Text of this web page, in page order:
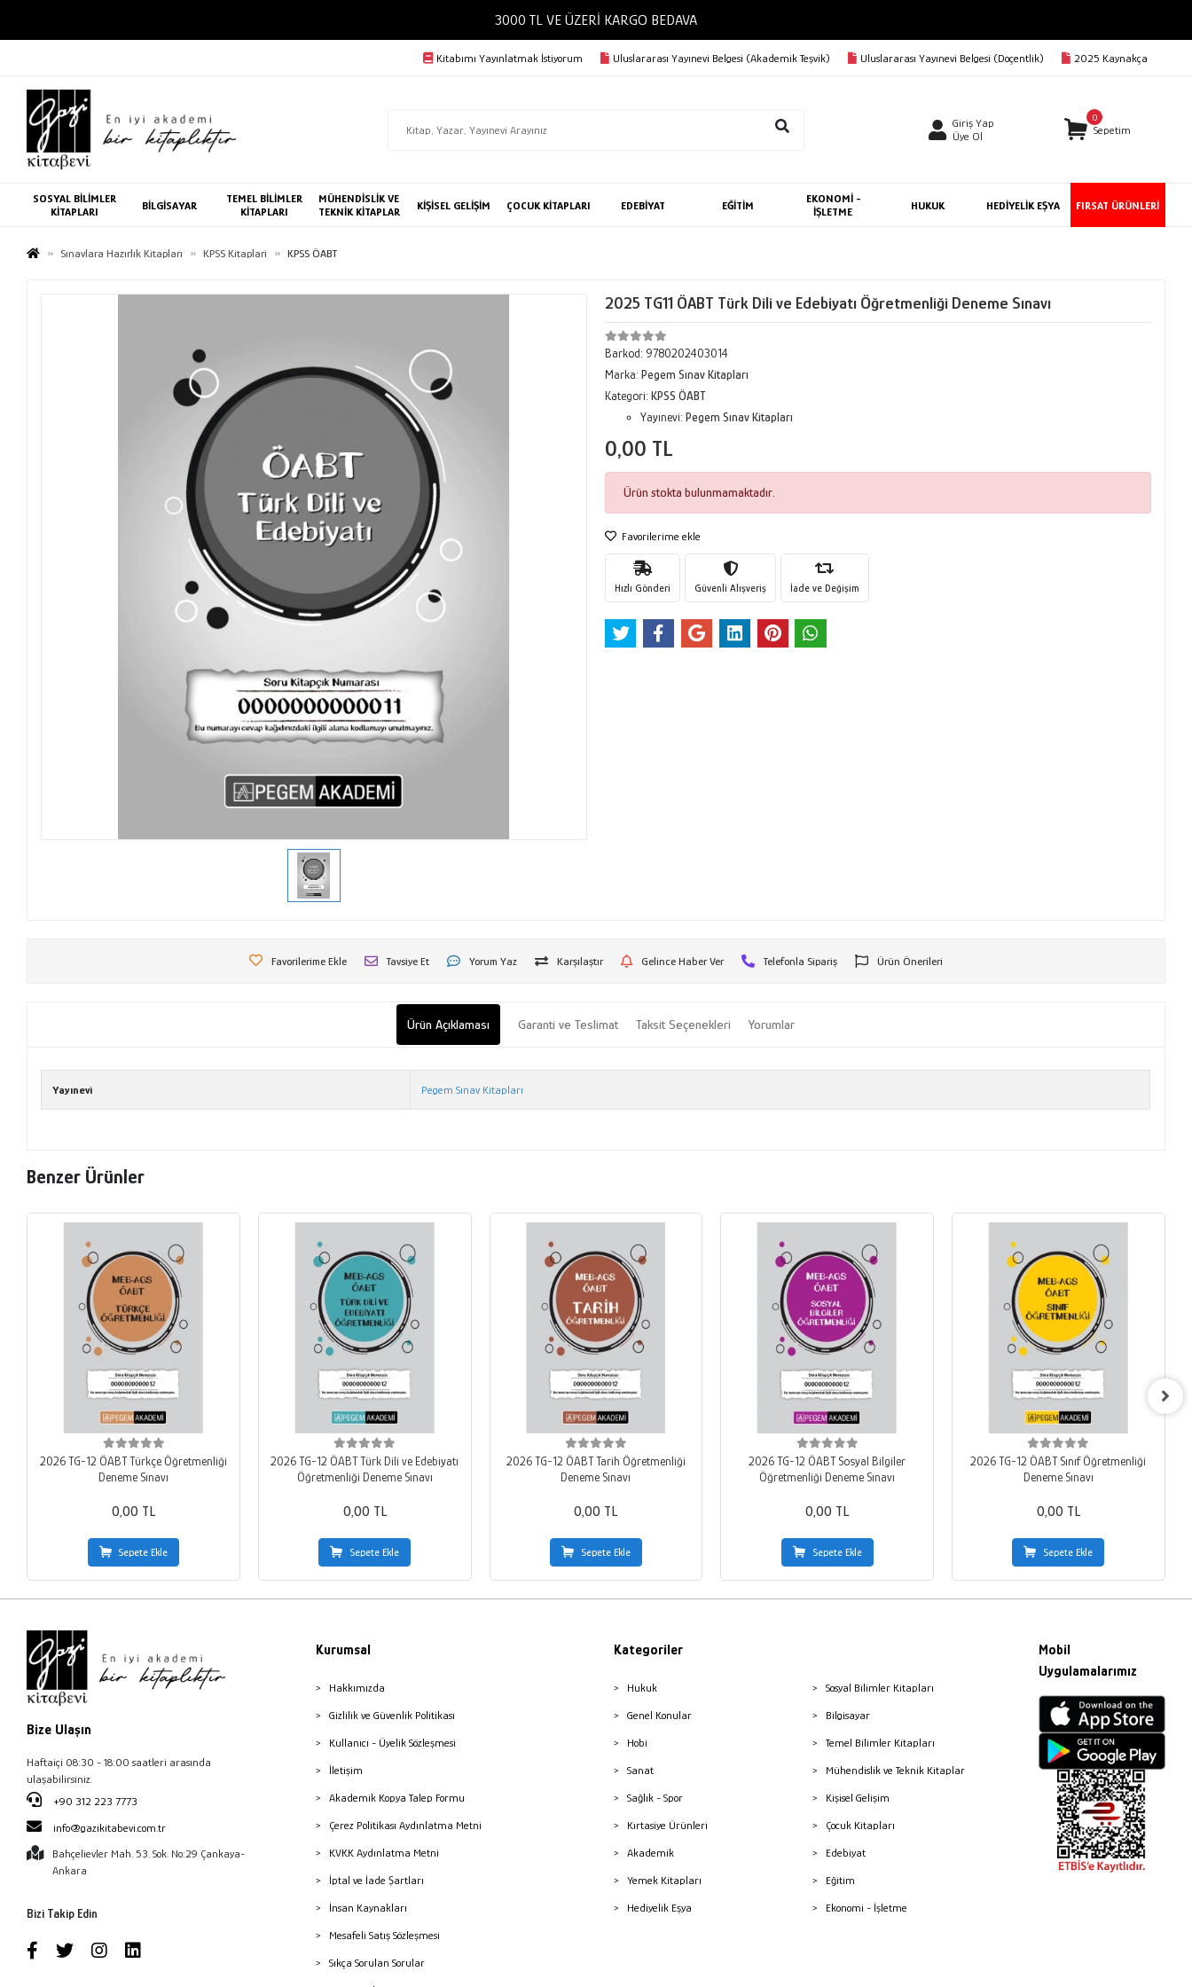
3000 TL VE ÜZERİ KARGO BEDAVA
Kitabımı Yayınlatmak İstiyorum Uluslararası Yayınevi Belgesi (Akademik Teşvik) Uluslararası Yayınevi Belgesi (Doçentlik) 2025 Kaynakça
Giriş Yap
Üye Ol
0
Sepetim
SOSYAL BİLİMLER
KİTAPLARI
BİLGİSAYAR
TEMEL BİLİMLER
KİTAPLARI
MÜHENDİSLİK VE
TEKNİK KİTAPLAR
KİŞİSEL GELİŞİM ÇOCUK KİTAPLARI EDEBİYAT EĞİTİM
EKONOMİ -
İŞLETME
HUKUK HEDİYELİK EŞYA FIRSAT ÜRÜNLERİ
Sınavlara Hazırlık Kitapları KPSS Kitaplari KPSS ÖABT
2025 TG11 ÖABT Türk Dili ve Edebiyatı Öğretmenliği Deneme Sınavı
Barkod: 9780202403014
Marka: Pegem Sınav Kitapları
Kategori: KPSS ÖABT
Yayınevi: Pegem Sınav Kitapları
0,00 TL
Ürün stokta bulunmamaktadır.
Favorilerime ekle
Hızlı Gönderi Güvenli Alışveriş İade ve Değişim
Favorilerime Ekle Tavsiye Et Yorum Yaz Karşılaştır Gelince Haber Ver Telefonla Sipariş Ürün Önerileri
Ürün Açıklaması Garanti ve Teslimat Taksit Seçenekleri Yorumlar
Yayınevi Pegem Sınav Kitapları
Benzer Ürünler
2026 TG-12 ÖABT Türkçe Öğretmenliği
Deneme Sınavı
0,00 TL
Sepete Ekle
2026 TG-12 ÖABT Türk Dili ve Edebiyatı
Öğretmenliği Deneme Sınavı
0,00 TL
Sepete Ekle
2026 TG-12 ÖABT Tarih Öğretmenliği
Deneme Sınavı
0,00 TL
Sepete Ekle
2026 TG-12 ÖABT Sosyal Bilgiler
Öğretmenliği Deneme Sınavı
0,00 TL
Sepete Ekle
2026 TG-12 ÖABT Sınıf Öğretmenliği
Deneme Sınavı
0,00 TL
Sepete Ekle
Bize Ulaşın
Haftaiçi 08:30 - 18:00 saatleri arasında
ulaşabilirsiniz.
+90 312 223 7773
info@gazikitabevi.com.tr
Bahçelievler Mah. 53. Sok. No:29 Çankaya-
Ankara
Bizi Takip Edin
Kurumsal
Hakkımızda
Gizlilik ve Güvenlik Politikası
Kullanıcı - Üyelik Sözleşmesi
İletişim
Akademik Kopya Talep Formu
Çerez Politikası Aydınlatma Metni
KVKK Aydınlatma Metni
İptal ve İade Şartları
İnsan Kaynakları
Mesafeli Satış Sözleşmesi
Sıkça Sorulan Sorular
Kategoriler
Hukuk
Genel Konular
Hobi
Sanat
Sağlık - Spor
Kırtasiye Ürünleri
Akademik
Yemek Kitapları
Hediyelik Eşya
Sosyal Bilimler Kitapları
Bilgisayar
Temel Bilimler Kitapları
Mühendislik ve Teknik Kitaplar
Kişisel Gelişim
Çocuk Kitapları
Edebiyat
Eğitim
Ekonomi - İşletme
Mobil
Uygulamalarımız